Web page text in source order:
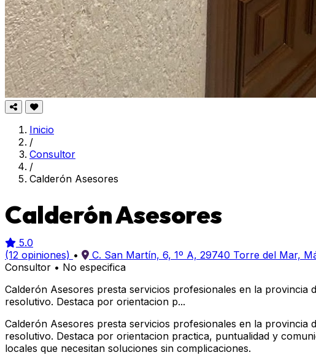
Inicio
/
Consultor
/
Calderón Asesores
Calderón Asesores
5.0
(12 opiniones) •
C. San Martín, 6, 1º A, 29740 Torre del Mar,
Consultor • No especifica
Calderón Asesores presta servicios profesionales en la
resolutivo. Destaca por orientacion p...
Calderón Asesores presta servicios profesionales en la
resolutivo. Destaca por orientacion practica, puntualidad y
locales que necesitan soluciones sin complicaciones.